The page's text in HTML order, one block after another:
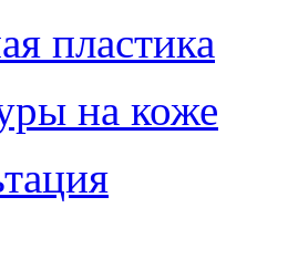
пластика
на коже